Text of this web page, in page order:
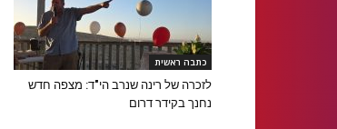
כתבה ראשית
לזכרה של רינה שנרב הי"ד: מצפה חדש
נחנך בקידר דרום